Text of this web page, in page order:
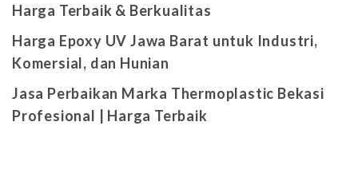
Harga Terbaik & Berkualitas
Harga Epoxy UV Jawa Barat untuk Industri,
Komersial, dan Hunian
Jasa Perbaikan Marka Thermoplastic Bekasi
Profesional | Harga Terbaik